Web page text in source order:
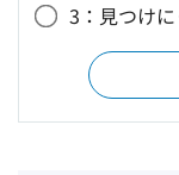
3：見つけ